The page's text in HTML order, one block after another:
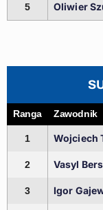
5 Oliwier
Ranga Zawodnik
1 Wojciech
2 Vasyl
3 Igor